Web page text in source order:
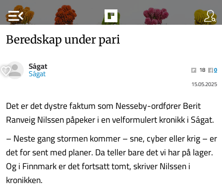
menu_open
Beredskap under pari
Ságat
Ságat 18
0
15.05.2025
Det er det dystre faktum som Nesseby-ordfører Berit
Ranveig Nilssen påpeker i en velformulert kronikk i Ságat.
– Neste gang stormen kommer – sne, cyber eller krig – er
det for sent med planer. Da teller bare det vi har på lager.
Og i Finnmark er det fortsatt tomt, skriver Nilssen i
kronikken.